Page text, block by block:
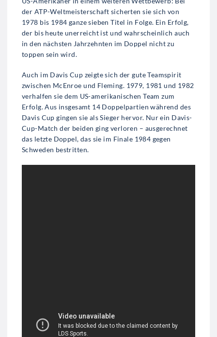
der ATP-Weltmeisterschaft sicherten sie sich von
1978 bis 1984 ganze sieben Titel in Folge. Ein Erfolg,
der bis heute unerreicht ist und wahrscheinlich auch
in den nächsten Jahrzehnten im Doppel nicht zu
toppen sein wird.
Auch im Davis Cup zeigte sich der gute Teamspirit
zwischen McEnroe und Fleming. 1979, 1981 und 1982
verhalfen sie dem US-amerikanischen Team zum
Erfolg. Aus insgesamt 14 Doppelpartien während des
Davis Cup gingen sie als Sieger hervor. Nur ein Davis-
Cup-Match der beiden ging verloren – ausgerechnet
das letzte Doppel, das sie im Finale 1984 gegen
Schweden bestritten.